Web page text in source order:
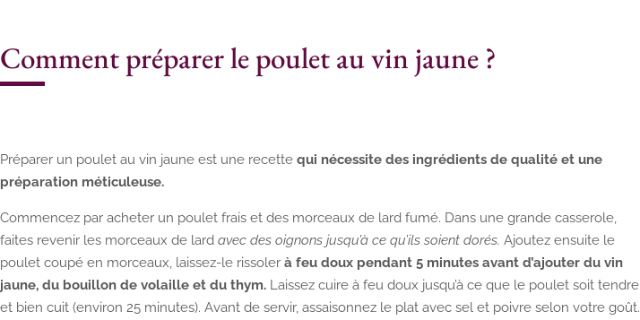
Comment préparer le poulet au vin jaune ?
Préparer un poulet au vin jaune est une recette qui nécessite des ingrédients de qualité et une
préparation méticuleuse.
Commencez par acheter un poulet frais et des morceaux de lard fumé. Dans une grande casserole,
faites revenir les morceaux de lard avec des oignons jusqu’à ce qu’ils soient dorés. Ajoutez ensuite le
poulet coupé en morceaux, laissez-le rissoler à feu doux pendant 5 minutes avant d’ajouter du vin
jaune, du bouillon de volaille et du thym. Laissez cuire à feu doux jusqu’à ce que le poulet soit tendre
et bien cuit (environ 25 minutes). Avant de servir, assaisonnez le plat avec sel et poivre selon votre goût.